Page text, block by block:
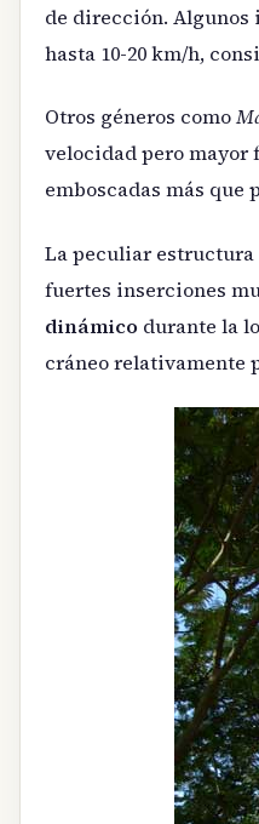
de dirección. Algunos
hasta 10-20 km/h,
Otros géneros como
velocidad pero mayor
emboscadas más que
La peculiar estructura
fuertes inserciones
dinámico durante la
cráneo relativamente